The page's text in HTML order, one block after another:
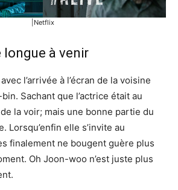
|Netflix
longue à venir
l’arrivée à l’écran de la voisine
Sachant que l’actrice était au
la voir; mais une bonne partie du
Lorsqu’enfin elle s’invite au
finalement ne bougent guère plus
Oh Joon-woo n’est juste plus